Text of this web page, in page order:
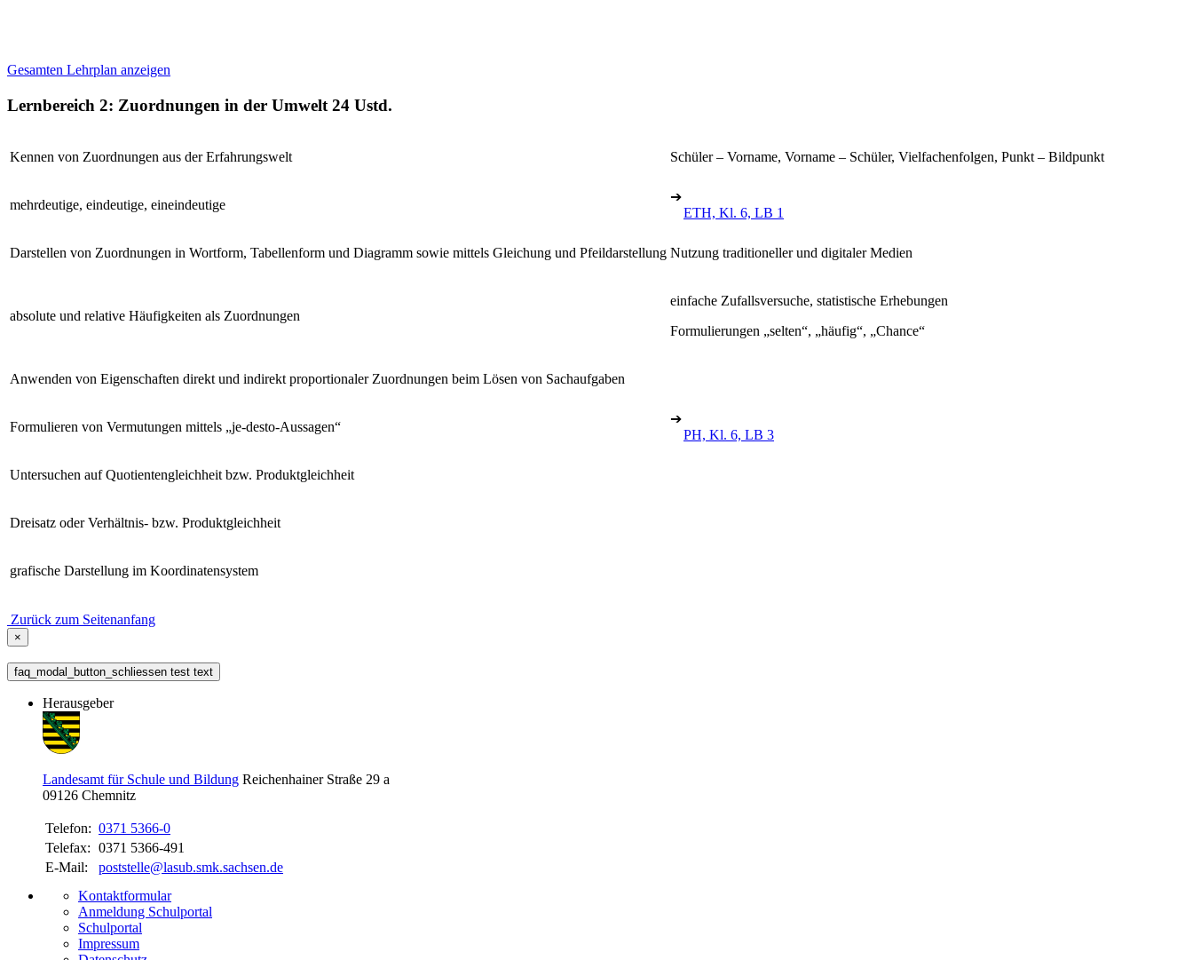
Gesamten Lehrplan anzeigen
Lernbereich 2: Zuordnungen in der Umwelt 24 Ustd.
Kennen von Zuordnungen aus der Erfahrungswelt Schüler – Vorname, Vorname – Schüler, Vielfachenfolgen, Punkt – Bildpunkt
mehrdeutige, eindeutige, eineindeutige
➔
ETH, Kl. 6, LB 1
Darstellen von Zuordnungen in Wortform, Tabellenform und Diagramm sowie mittels Gleichung und Pfeildarstellung Nutzung traditioneller und digitaler Medien
absolute und relative Häufigkeiten als Zuordnungen
einfache Zufallsversuche, statistische Erhebungen
Formulierungen „selten“, „häufig“, „Chance“
Anwenden von Eigenschaften direkt und indirekt proportionaler Zuordnungen beim Lösen von Sachaufgaben
Formulieren von Vermutungen mittels „je-desto-Aussagen“
➔
PH, Kl. 6, LB 3
Untersuchen auf Quotientengleichheit bzw. Produktgleichheit
Dreisatz oder Verhältnis- bzw. Produktgleichheit
grafische Darstellung im Koordinatensystem
Zurück zum Seitenanfang
×
faq_modal_button_schliessen test text
Herausgeber
Landesamt für Schule und Bildung Reichenhainer Straße 29 a
09126 Chemnitz
Telefon: 0371 5366-0
Telefax: 0371 5366-491
E-Mail:
poststelle@lasub.smk.sachsen.de
Kontaktformular
Anmeldung Schulportal
Schulportal
Impressum